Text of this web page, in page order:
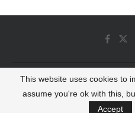
© 2022 - Luminous
BACK
This website uses cookies to
assume you're ok with this,
Accept